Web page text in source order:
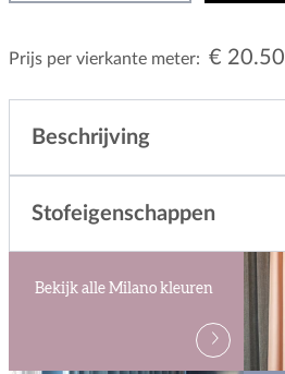
Prijs per vierkante meter: € 20.50
Beschrijving
Stofeigenschappen
Bekijk alle Milano kleuren